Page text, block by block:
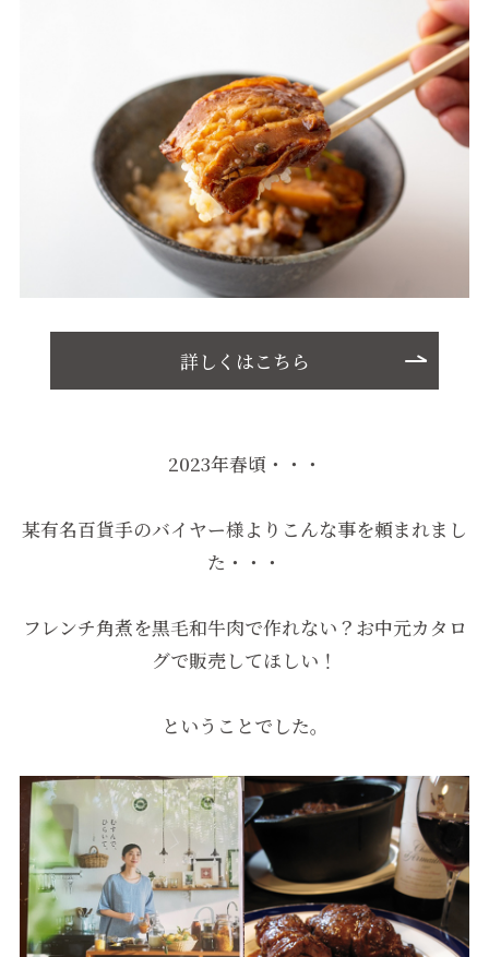
詳しくはこちら
2023年春頃・・・
某有名百貨手のバイヤー様よりこんな事を頼まれまし
た・・・
フレンチ角煮を黒毛和牛肉で作れない？お中元カタロ
グで販売してほしい！
ということでした。